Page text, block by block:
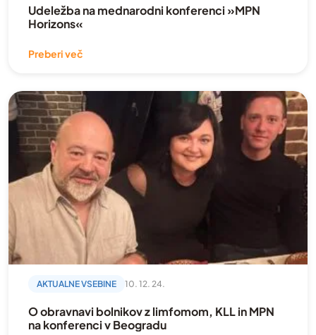
Osebna zgodba
paliativna oskrba
Posvet
posvetovalnica
povzetek
Prehrana
preventiva
Psihološka podpora
režimi gibanja
Strokovne vsebine
Svojci
Udeležba na mednarodni konferenci »MPN
Horizons«
Preberi več
AKTUALNE VSEBINE 10. 12. 24.
O obravnavi bolnikov z limfomom, KLL in MPN
na konferenci v Beogradu